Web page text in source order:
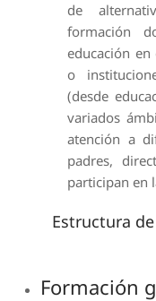
de
formación
educación
o
(desde
variados
atención a
padres,
participan en
Estructura
Formación